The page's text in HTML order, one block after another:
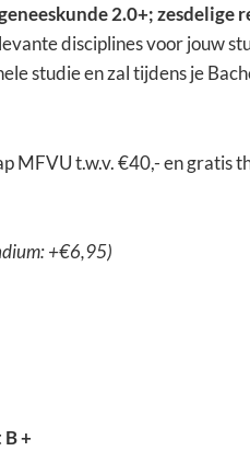
2.0+; zesdelige
disciplines voor jouw
studie en zal tijdens je
MFVU t.w.v. €40,- en gratis
+€6,95)
+